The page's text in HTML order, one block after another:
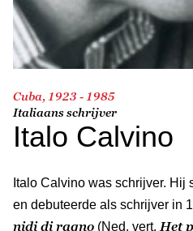
Cuba, 1923 - 1985
Italiaans schrijver
Italo Calvino
Italo Calvino was schrijver. Hij
en debuteerde als schrijver in
nidi di ragno (Ned. vert. Het